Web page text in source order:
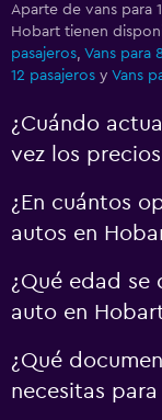
Aparte de vans para
Hobart tienen
pasajeros Vans para
12 pasajeros y Vans
¿Cuándo
vez los
¿En cuántos
autos en
¿Qué edad se
auto en
¿Qué
necesitas